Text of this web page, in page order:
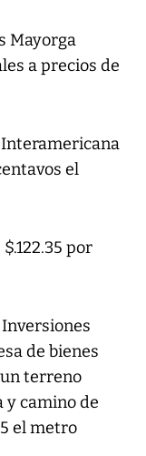
Mayorga
a precios de
el
por
de bienes
terreno
y camino de
el metro